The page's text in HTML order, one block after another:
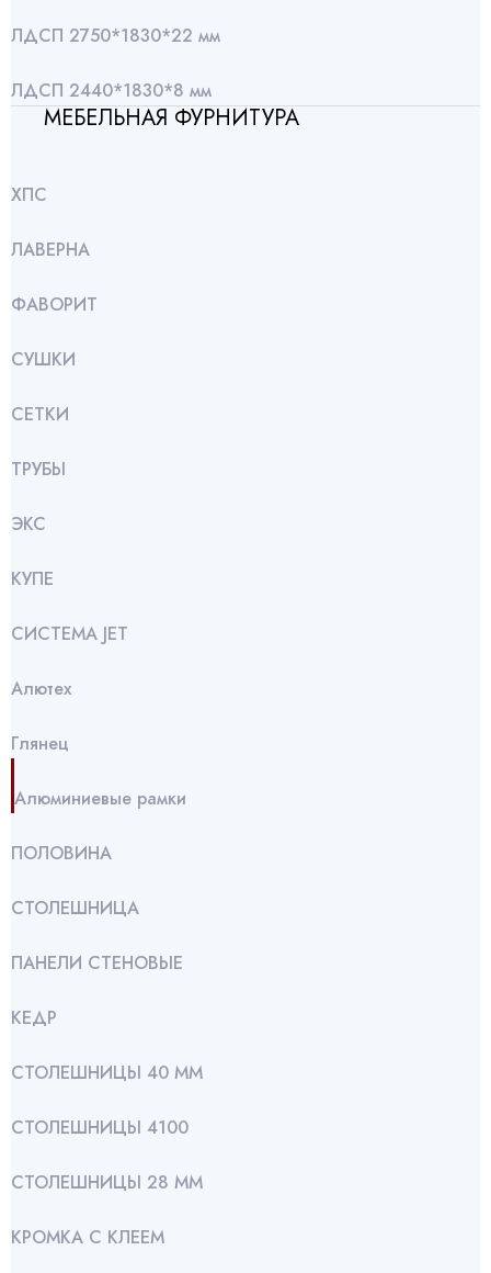
ЛДСП 2750*1830*22 мм
ЛДСП 2440*1830*8 мм
МЕБЕЛЬНАЯ ФУРНИТУРА
ХПС
ЛАВЕРНА
ФАВОРИТ
СУШКИ
СЕТКИ
ТРУБЫ
ЭКС
КУПЕ
СИСТЕМА JET
Алютех
Глянец
Алюминиевые рамки
ПОЛОВИНА
СТОЛЕШНИЦА
ПАНЕЛИ СТЕНОВЫЕ
КЕДР
СТОЛЕШНИЦЫ 40 ММ
СТОЛЕШНИЦЫ 4100
СТОЛЕШНИЦЫ 28 ММ
КРОМКА С КЛЕЕМ